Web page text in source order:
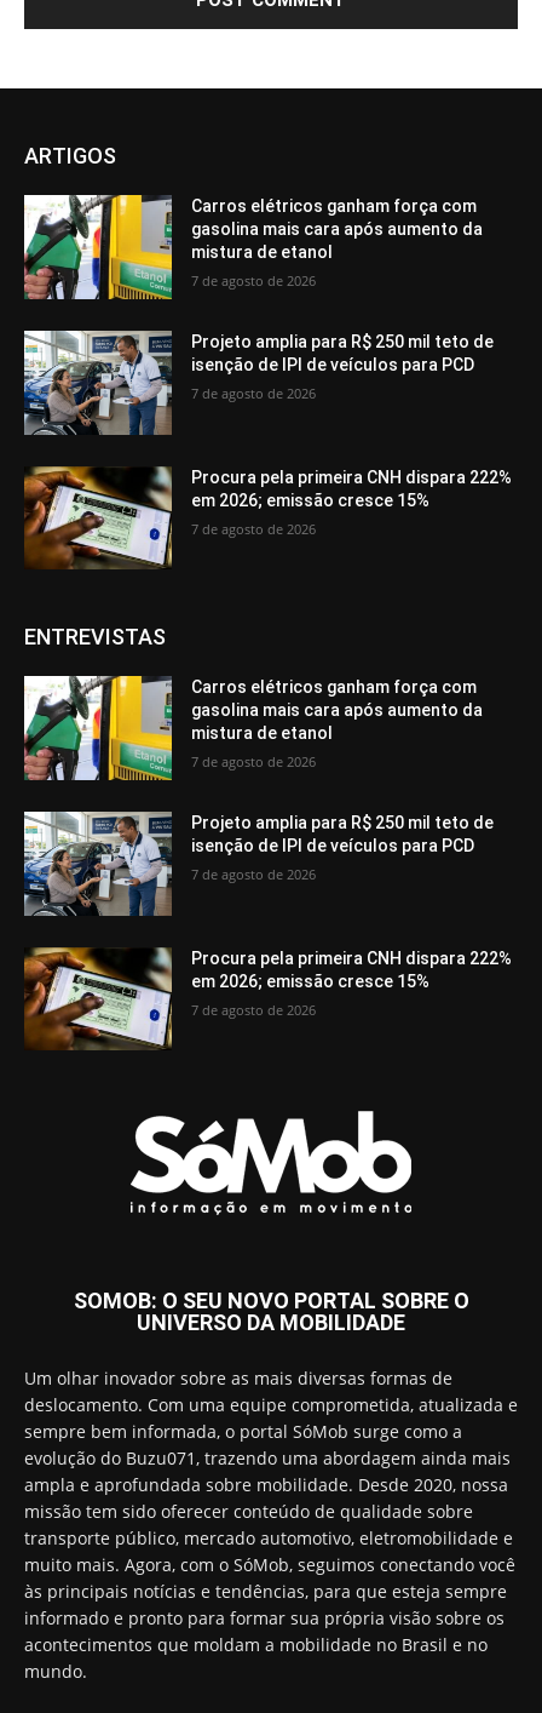
ARTIGOS
Carros elétricos ganham força com
gasolina mais cara após aumento da
mistura de etanol
7 de agosto de 2026
Projeto amplia para R$ 250 mil teto de
isenção de IPI de veículos para PCD
7 de agosto de 2026
Procura pela primeira CNH dispara 222%
em 2026; emissão cresce 15%
7 de agosto de 2026
ENTREVISTAS
Carros elétricos ganham força com
gasolina mais cara após aumento da
mistura de etanol
7 de agosto de 2026
Projeto amplia para R$ 250 mil teto de
isenção de IPI de veículos para PCD
7 de agosto de 2026
Procura pela primeira CNH dispara 222%
em 2026; emissão cresce 15%
7 de agosto de 2026
SOMOB: O SEU NOVO PORTAL SOBRE O
UNIVERSO DA MOBILIDADE
Um olhar inovador sobre as mais diversas formas de
deslocamento. Com uma equipe comprometida, atualizada e
sempre bem informada, o portal SóMob surge como a
evolução do Buzu071, trazendo uma abordagem ainda mais
ampla e aprofundada sobre mobilidade. Desde 2020, nossa
missão tem sido oferecer conteúdo de qualidade sobre
transporte público, mercado automotivo, eletromobilidade e
muito mais. Agora, com o SóMob, seguimos conectando você
às principais notícias e tendências, para que esteja sempre
informado e pronto para formar sua própria visão sobre os
acontecimentos que moldam a mobilidade no Brasil e no
mundo.